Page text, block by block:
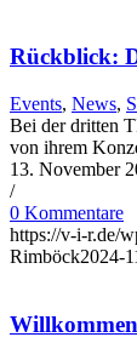
Rückblick:
Events, News,
Bei der dritten
von ihrem
13. November
/
0 Kommentare
https://v-i-r.de/
Rimböck2024-